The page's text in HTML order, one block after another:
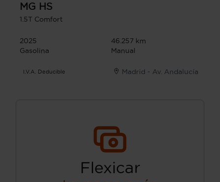
MG HS
1.5T Comfort
2025
46.257 km
Gasolina
Manual
I.V.A. Deducible Madrid - Av. Andalucía
Flexicar